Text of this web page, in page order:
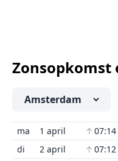
Zonsopkomst
ma 1 april ↑ 07:14
di
2 april ↑ 07:12